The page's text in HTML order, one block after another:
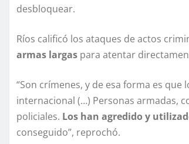
desbloquear.
Ríos calificó los ataques de actos
armas largas para atentar
“Son crímenes, y de esa forma es
internacional (…) Personas armadas,
policiales. Los han agredido y
conseguido”, reprochó.